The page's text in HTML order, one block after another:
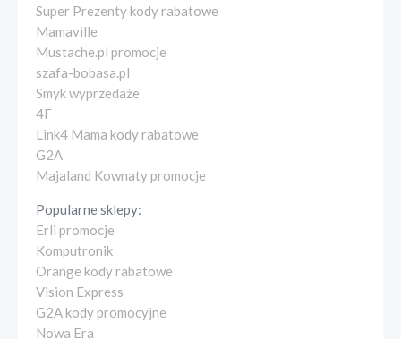
Super Prezenty kody rabatowe
Mamaville
Mustache.pl promocje
szafa-bobasa.pl
Smyk wyprzedaże
4F
Link4 Mama kody rabatowe
G2A
Majaland Kownaty promocje
Popularne sklepy:
Erli promocje
Komputronik
Orange kody rabatowe
Vision Express
G2A kody promocyjne
Nowa Era